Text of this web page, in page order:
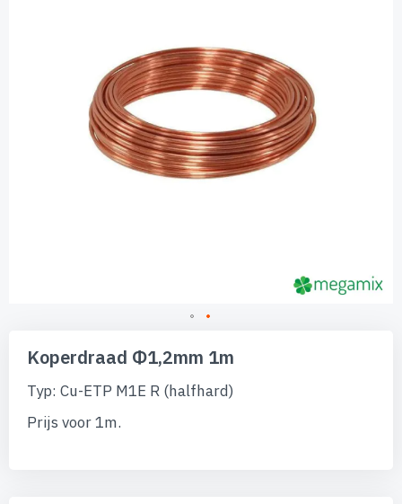
naar
begin
afbeeldingen-
Koperdraad Φ1,2mm 1m
Typ: Cu-ETP M1E R (halfhard)
Prijs voor 1m.